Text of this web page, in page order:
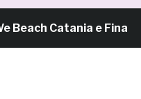
Catania e Finale